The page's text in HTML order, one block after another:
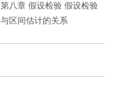
第八章 假设检验 假设检验
与区间估计的关系